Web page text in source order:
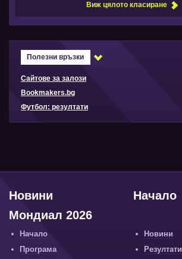
Виж цялото класиране
Полезни връзки
Сайтове за залози
Bookmakers.bg
Футбол: резултати
Начало
Новини
Мондиал 2026
Начало
Новини
Програма
Резултати